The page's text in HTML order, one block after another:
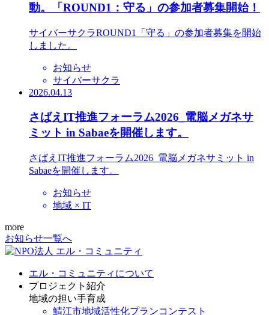
動。「ROUND1：守る」の参加者募集開始！
サイバーサクラROUND1「守る」の参加者募集を開始
しました。
お知らせ
サイバーサクラ
2026.04.13
さばえIT推進フォーラム2026_電脳メガネサ
ミット in Sabaeを開催します。
さばえIT推進フォーラム2026_電脳メガネサミット in
Sabaeを開催します。
お知らせ
地域 × IT
more
お知らせ一覧へ
エル・コミュニティについて
プロジェクト紹介
地域の担い手育成
鯖江市地域活性化プランコンテスト